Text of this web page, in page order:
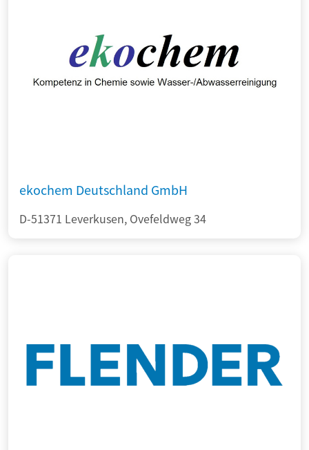
ekochem Deutschland GmbH
D-51371 Leverkusen, Ovefeldweg 34